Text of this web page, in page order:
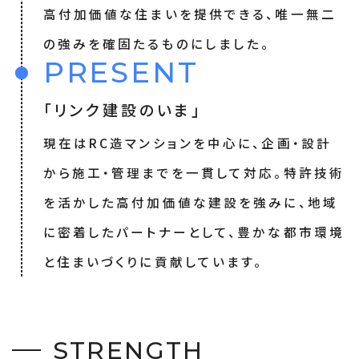
高付加価値な住まいを提供できる、唯一無二
の強みを確固たるものにしました。
PRESENT
「リンク建設のいま」
現在はRC造マンションを中心に、企画・設計
から施工・管理までを一貫して対応。特許技術
を活かした高付加価値な建設を強みに、地域
に密着したパートナーとして、豊かな都市環境
と住まいづくりに貢献しています。
STR ENGTH